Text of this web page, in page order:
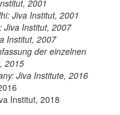
2001
Jiva Institut, 2001
Jiva Institut, 2007
Institut, 2007
der einzelnen
2015
Jiva Institute, 2016
Institut, 2018